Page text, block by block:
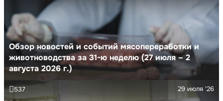
Обзор новостей и событий мясопереработки и
животноводства за 31-ю неделю (27 июля – 2
августа 2026 г.)
29 июля '26
537